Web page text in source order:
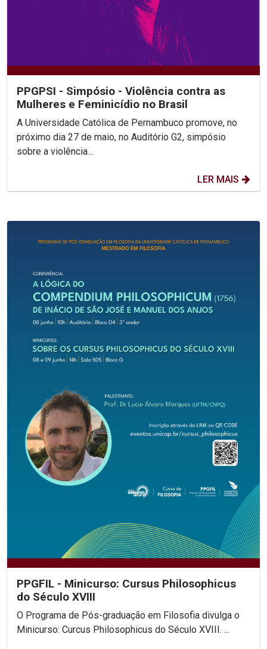
PPGPSI - Simpósio - Violência contra as
Mulheres e Feminicídio no Brasil
A Universidade Católica de Pernambuco promove, no
próximo dia 27 de maio, no Auditório G2, simpósio
sobre a violência...
LER MAIS
PPGFIL - Minicurso: Cursus Philosophicus
do Século XVIII
O Programa de Pós-graduação em Filosofia divulga o
Minicurso: Curcus Philosophicus do Século XVIII. ...